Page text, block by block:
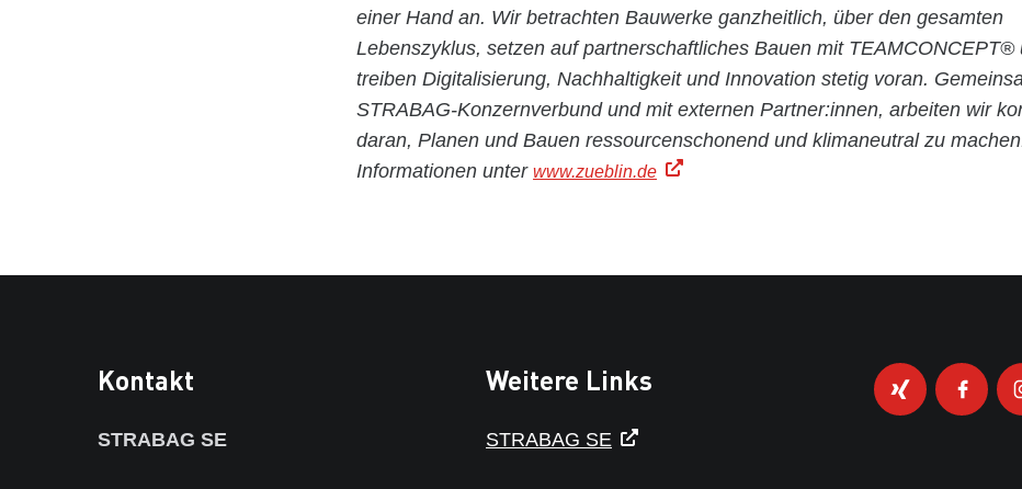
einer Hand an. Wir betrachten Bauwerke ganzheitlich, über den gesamten
Lebenszyklus, setzen auf partnerschaftliches Bauen mit TEAMCONCEPT®
treiben Digitalisierung, Nachhaltigkeit und Innovation stetig voran.
STRABAG-Konzernverbund und mit externen Partner:innen, arbeiten wir
daran, Planen und Bauen ressourcenschonend und klimaneutral zu
Informationen unter www.zueblin.de
Kontakt
STRABAG SE
Weitere Links
STRABAG SE